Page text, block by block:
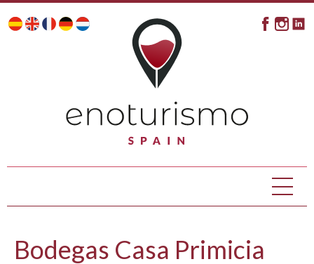
Bodegas Casa Primicia